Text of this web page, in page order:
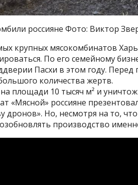
россияне Фото: Виктор
крупных мясокомбинатов
По его семейному
Пасхи в этом году.
количества жертв.
площади 10 тысяч м² и
«Мясной» россияне
дронов». Но, несмотря на то,
производство